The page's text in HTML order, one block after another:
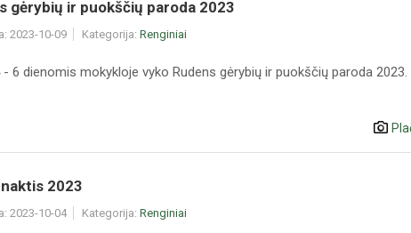
gėrybių ir puokščių paroda 2023
2023-10-09 Kategorija: Renginiai
- 6 dienomis mokykloje vyko Rudens gėrybių ir puokščių paroda 2023.
2023
2023-10-04 Kategorija: Renginiai